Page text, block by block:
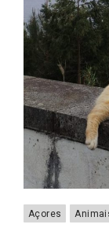
Açores